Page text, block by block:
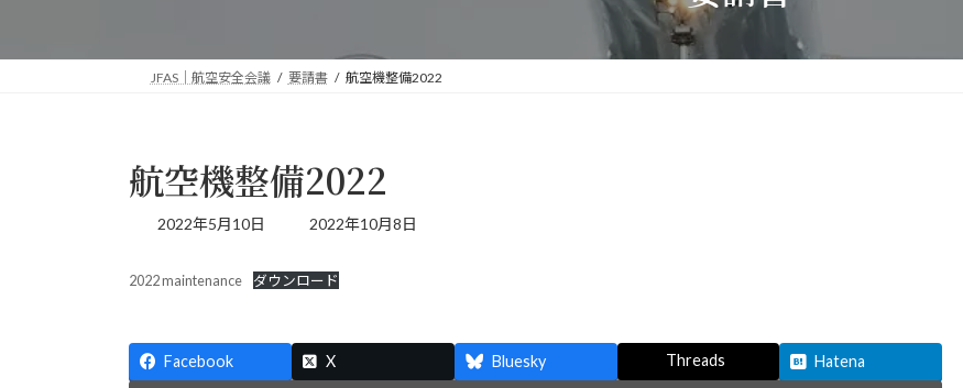
JFAS｜航空安全会議 要請書 航空機整備2022
航空機整備2022
2022年5月10日
最
新
:
2022年10月8日
2022 maintenance ダウンロード
Facebook X Bluesky Threads Hatena